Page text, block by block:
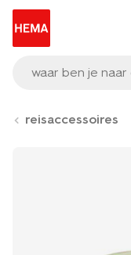
waar ben je
reisaccessoires